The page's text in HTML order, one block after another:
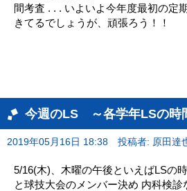
間考査 . . . いよいよ今年度最初の定
きてるでしょうが、頑張ろう！！
今週のLS ～各学年LSの時
2019年05月16日 18:38 投稿者: 原田達
5/16(木)、木曜の午後といえばLSの
と球技大会のメンバー決め 内科検